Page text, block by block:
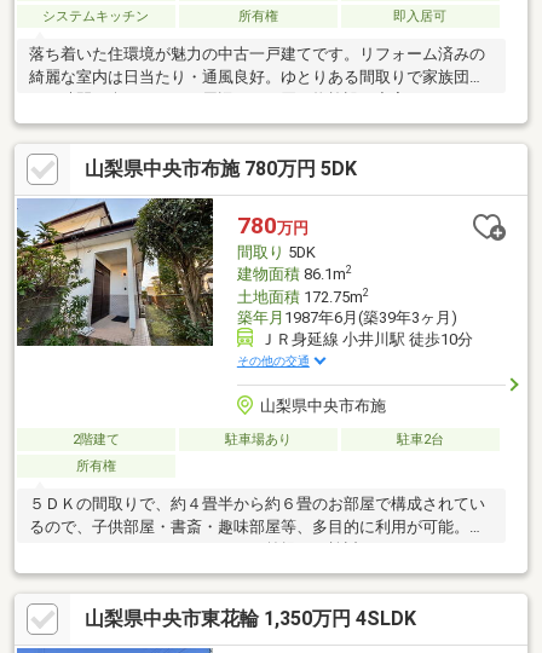
システムキッチン
所有権 即入居可
落ち着いた住環境が魅力の中古一戸建てです。リフォーム済みの
綺麗な室内は日当たり・通風良好。ゆとりある間取りで家族団ら
生活も大変便利です。
山梨県中央市布施 780万円 5DK
780万円
間取り 5DK
建物面積86.1m2
土地面積172.75m2
築年月 1987年6月(築39年3ヶ月)
ＪＲ身延線 小井川駅 徒歩10分
その他の交通
山梨県中央市布施
2階建て 駐車場あり
駐車2台
所有権
５ＤＫの間取りで、約４畳半から約６畳のお部屋で構成されてい
るので、子供部屋・書斎・趣味部屋等、多目的に利用が可能。ま
フスタイルに合わせたゆとりのある空間を実現できます。専用通
路（旗竿地）がある敷地形状で、通路部分に駐車可能です。また
プライベートが確保され、落ち着いた生活を送ることができま
す。敷地内には庭があり、ガーデニングや家庭菜園も楽しむこと
山梨県中央市東花輪 1,350万円 4SLDK